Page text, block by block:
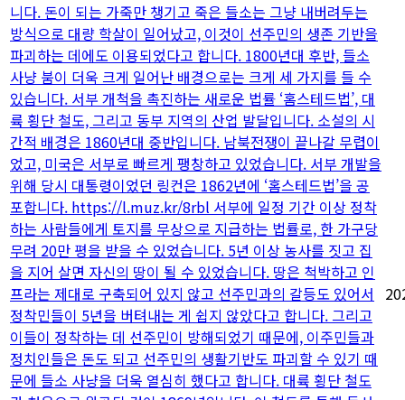
니다. 돈이 되는 가죽만 챙기고 죽은 들소는 그냥 내버려두는
방식으로 대량 학살이 일어났고, 이것이 선주민의 생존 기반을
파괴하는 데에도 이용되었다고 합니다. 1800년대 후반, 들소
사냥 붐이 더욱 크게 일어난 배경으로는 크게 세 가지를 들 수
있습니다. 서부 개척을 촉진하는 새로운 법률 ‘홈스테드법’, 대
륙 횡단 철도, 그리고 동부 지역의 산업 발달입니다. 소설의 시
간적 배경은 1860년대 중반입니다. 남북전쟁이 끝나갈 무렵이
었고, 미국은 서부로 빠르게 팽창하고 있었습니다. 서부 개발을
위해 당시 대통령이었던 링컨은 1862년에 ‘홈스테드법’을 공
포합니다. https://l.muz.kr/8rbl 서부에 일정 기간 이상 정착
하는 사람들에게 토지를 무상으로 지급하는 법률로, 한 가구당
무려 20만 평을 받을 수 있었습니다. 5년 이상 농사를 짓고 집
을 지어 살면 자신의 땅이 될 수 있었습니다. 땅은 척박하고 인
프라는 제대로 구축되어 있지 않고 선주민과의 갈등도 있어서
정착민들이 5년을 버텨내는 게 쉽지 않았다고 합니다. 그리고
이들이 정착하는 데 선주민이 방해되었기 때문에, 이주민들과
정치인들은 돈도 되고 선주민의 생활기반도 파괴할 수 있기 때
문에 들소 사냥을 더욱 열심히 했다고 합니다. 대륙 횡단 철도